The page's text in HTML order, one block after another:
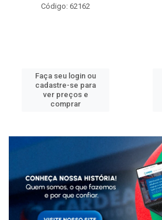
Código: 62162
Faça seu login ou
cadastre-se para
ver preços e
comprar